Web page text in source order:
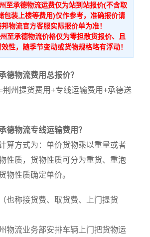
至承德物流运费仅为站到站报价(不含取
包装上楼等费用)仅作参考，准确报价请
邦物流官方客服实际报价单为准！
至承德物流价格仅为零担散货报价、且
性，随季节变动或货物规格略有浮动！
德物流费用总报价？
荆州提货费用+专线运输费用+承德送
德物流专线运输费用？
算方式为：单价货物乘以重量或者
性质，货物性质可分为重货、重泡
物性质确定单价。
也称接货费、取货费、上门提货
物流业务部安排车辆上门把货物运